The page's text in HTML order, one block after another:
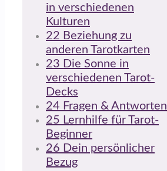
in verschiedenen
Kulturen
22 Beziehung zu
anderen Tarotkarten
23 Die Sonne in
verschiedenen Tarot-
Decks
24 Fragen & Antworten
25 Lernhilfe für Tarot-
Beginner
26 Dein persönlicher
Bezug